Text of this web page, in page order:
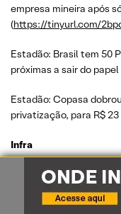
empresa mineira após
(https://tinyurl.com/
Estadão: Brasil tem 50
próximas a sair do papel
Estadão: Copasa
privatização, para R$ 23
Infra
Estadão: Bradesco BBI
controle da Motiva em
https://tinyurl.com/